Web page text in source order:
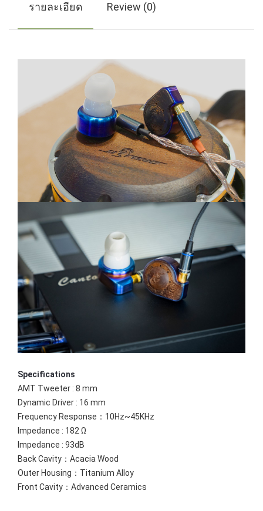
รายละเอียด Review (0)
Specifications
AMT Tweeter : 8 mm
Dynamic Driver : 16 mm
Frequency Response：10Hz~45KHz
Impedance : 182 Ω
Impedance : 93dB
Back Cavity：Acacia Wood
Outer Housing：Titanium Alloy
Front Cavity：Advanced Ceramics